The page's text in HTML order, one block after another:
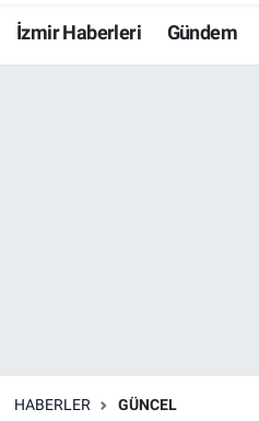
İzmir Haberleri Gündem
HABERLER GÜNCEL
Resmi İlanlar